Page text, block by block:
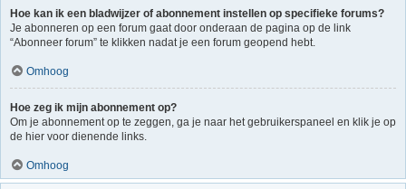
Hoe kan ik een bladwijzer of abonnement instellen op specifieke forums?
Je abonneren op een forum gaat door onderaan de pagina op de link
“Abonneer forum” te klikken nadat je een forum geopend hebt.
Omhoog
Hoe zeg ik mijn abonnement op?
Om je abonnement op te zeggen, ga je naar het gebruikerspaneel en klik je op
de hier voor dienende links.
Omhoog